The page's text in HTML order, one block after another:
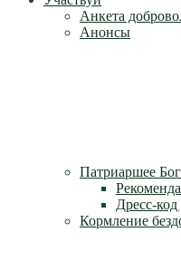
Анкета
Анонсы
Патриаршее
Дресс-
Кормление